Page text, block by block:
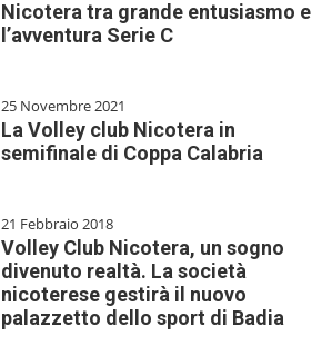
Nicotera tra grande entusiasmo e
l’avventura Serie C
25 Novembre 2021
La Volley club Nicotera in
semifinale di Coppa Calabria
21 Febbraio 2018
Volley Club Nicotera, un sogno
divenuto realtà. La società
nicoterese gestirà il nuovo
palazzetto dello sport di Badia